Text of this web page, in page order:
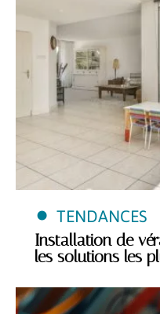
TENDANCES
Installation de
les solutions les